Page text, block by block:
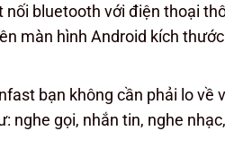
bluetooth với điện thoại
màn hình Android kích
bạn không cần phải lo về
gọi, nhắn tin, nghe